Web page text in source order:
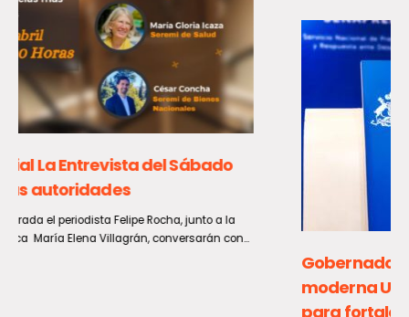
Gobernador Álvarez-Salamanca impulsa
moderna Unidad de Alerta Temprana Móvil